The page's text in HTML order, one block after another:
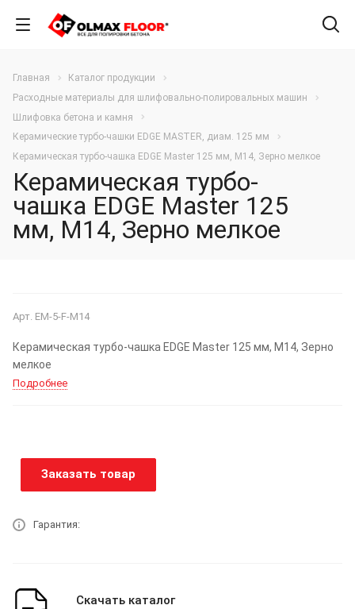
Главная
Каталог продукции
Расходные материалы для шлифовально-полировальных машин
Шлифовка бетона и камня
Керамические турбо-чашки EDGE MASTER, диам. 125 мм
Керамическая турбо-чашка EDGE Master 125 мм, М14, Зерно мелкое
Керамическая турбо-
чашка EDGE Master 125
мм, М14, Зерно мелкое
Арт. EM-5-F-M14
Керамическая турбо-чашка EDGE Master 125 мм, М14, Зерно
мелкое
Подробнее
Заказать товар
Гарантия:
Скачать каталог